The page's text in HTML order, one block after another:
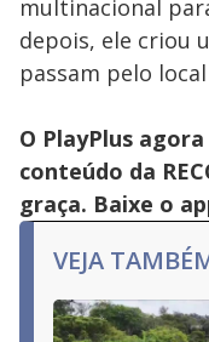
multinacional
depois, ele criou
passam pelo
O PlayPlus
conteúdo da
graça. Baixe o
VEJA